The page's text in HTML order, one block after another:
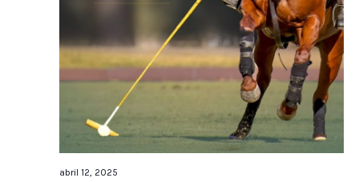
abril 12, 2025